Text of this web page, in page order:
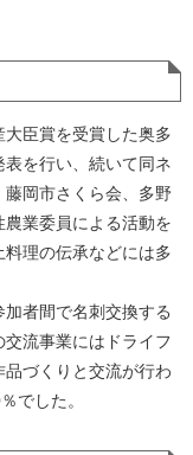
臣賞を受賞した奥多
を行い、続いて同ネ
岡市さくら会、多野
業委員による活動を
理の伝承などには多
者間で名刺交換する
流事業にはドライフ
づくりと交流が行わ
でした。